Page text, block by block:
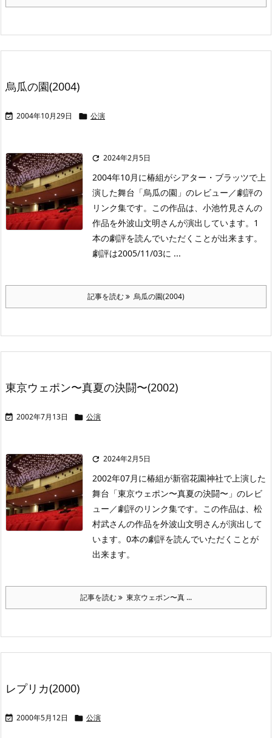
烏瓜の園(2004)
 2004年10月29日  公演
 2024年2月5日
2004年10月に椿組がシアター・ブラッツで上
演した舞台「烏瓜の園」のレビュー／劇評の
リンク集です。この作品は、小池竹見さんの
作品を外波山文明さんが演出しています。1
本の劇評を読んでいただくことが出来ます。
劇評は2005/11/03に ...
記事を読む 烏瓜の園(2004)
東京ウェポン〜真夏の決闘〜(2002)
 2002年7月13日  公演
 2024年2月5日
2002年07月に椿組が新宿花園神社で上演した
舞台「東京ウェポン〜真夏の決闘〜」のレビ
ュー／劇評のリンク集です。この作品は、松
村武さんの作品を外波山文明さんが演出して
います。0本の劇評を読んでいただくことが
出来ます。
記事を読む 東京ウェポン〜真 ...
レプリカ(2000)
 2000年5月12日  公演